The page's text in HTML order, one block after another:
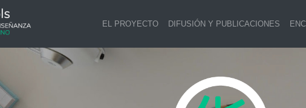
EL PROYECTO DIFUSIÓN Y PUBLICACIONES